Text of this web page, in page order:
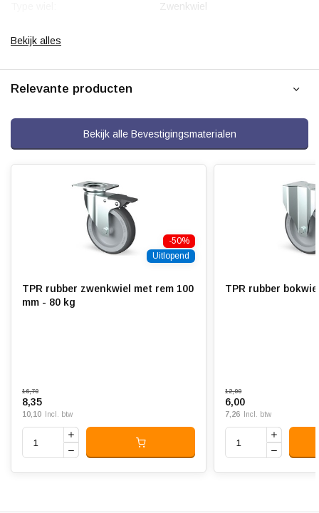
Zwenkwiel
Montage:
Velg:
Wiellager: Glijlager
Bandage:
Hardheid band:
Temperatuur:
Bekijk alles
Relevante producten
Bekijk alle Bevestigingsmaterialen
-50%
Uitlopend
TPR rubber zwenkwiel met rem 100
mm - 80 kg
16,70
8,35
10,10 Incl. btw
TPR rubber
12,00
6,00
7,26 Incl. btw